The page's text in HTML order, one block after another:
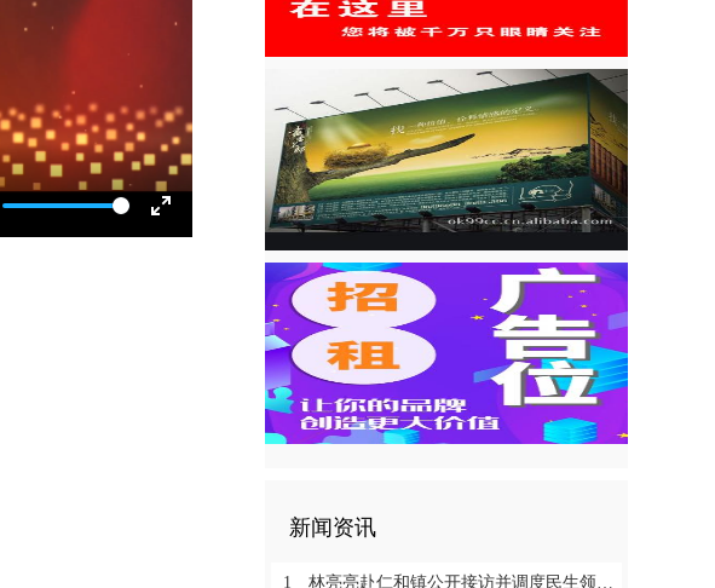
Enter
新闻资讯
1 林亮亮赴仁和镇公开接访并调度民生领域信访工作